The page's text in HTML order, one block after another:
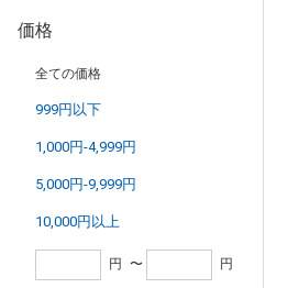
価格
全ての価格
999円以下
1,000円-4,999円
5,000円-9,999円
10,000円以上
円 〜 円